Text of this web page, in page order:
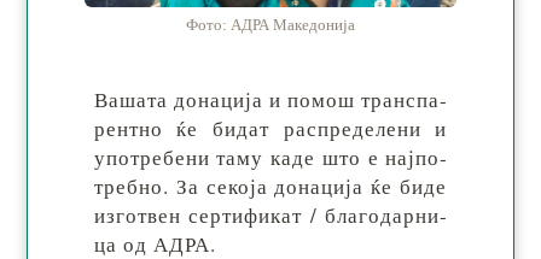
Фото: АДРА Македонија
Вашата донација и по­мош тран­спа­
рен­тно ќе би­дат рас­пре­де­ле­ни и
упо­тре­бе­ни та­му ка­де што е нај­по­
тре­бно. За се­ко­ја до­на­ци­ја ќе би­де
из­го­твен сер­ти­фи­кат / бла­го­дар­ни­
ца од АДРА.